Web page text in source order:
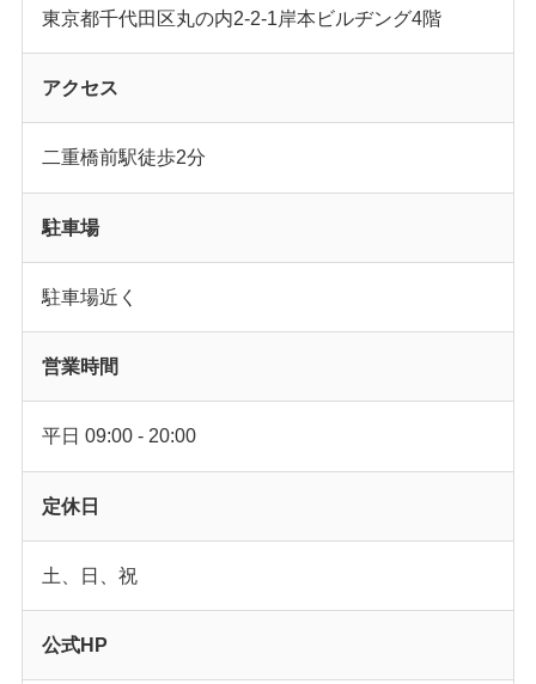
東京都千代田区丸の内2-2-1岸本ビルヂング4階
アクセス
二重橋前駅徒歩2分
駐車場
駐車場近く
営業時間
平日 09:00 - 20:00
定休日
土、日、祝
公式HP